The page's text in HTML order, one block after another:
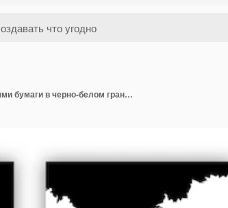
Коллекция шаблонов рамок с рваными краями бумаги в черно-белом гранж-стиле